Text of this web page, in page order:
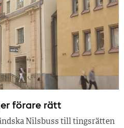
förare rätt
Nilsbuss till tingsrätten